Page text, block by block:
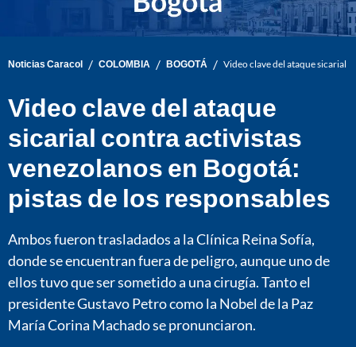
Noticias Caracol / COLOMBIA / BOGOTÁ / Video clave del ataque sicarial
Video clave del ataque
sicarial contra activistas
venezolanos en Bogotá:
pistas de los responsables
Ambos fueron trasladados a la Clínica Reina Sofía,
donde se encuentran fuera de peligro, aunque uno de
ellos tuvo que ser sometido a una cirugía. Tanto el
presidente Gustavo Petro como la Nobel de la Paz
María Corina Machado se pronunciaron.